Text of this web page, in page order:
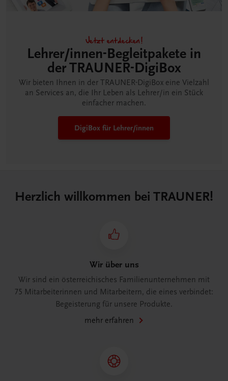
Jetzt entdecken!
Lehrer/innen-Begleitpakete in
der TRAUNER-DigiBox
Wir bieten Ihnen in der TRAUNER-DigiBox eine Vielzahl
an Services an, die Ihr Leben als Lehrer/in ein Stück
einfacher machen.
DigiBox für Lehrer/innen
Herzlich willkommen bei TRAUNER!
Wir über uns
Wir sind ein österreichisches Familienunternehmen mit
75 Mitarbeiterinnen und Mitarbeitern, die eines verbindet:
Begeisterung für unsere Produkte.
mehr erfahren